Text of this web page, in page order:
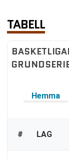
TABELL
Hemma
# LAG